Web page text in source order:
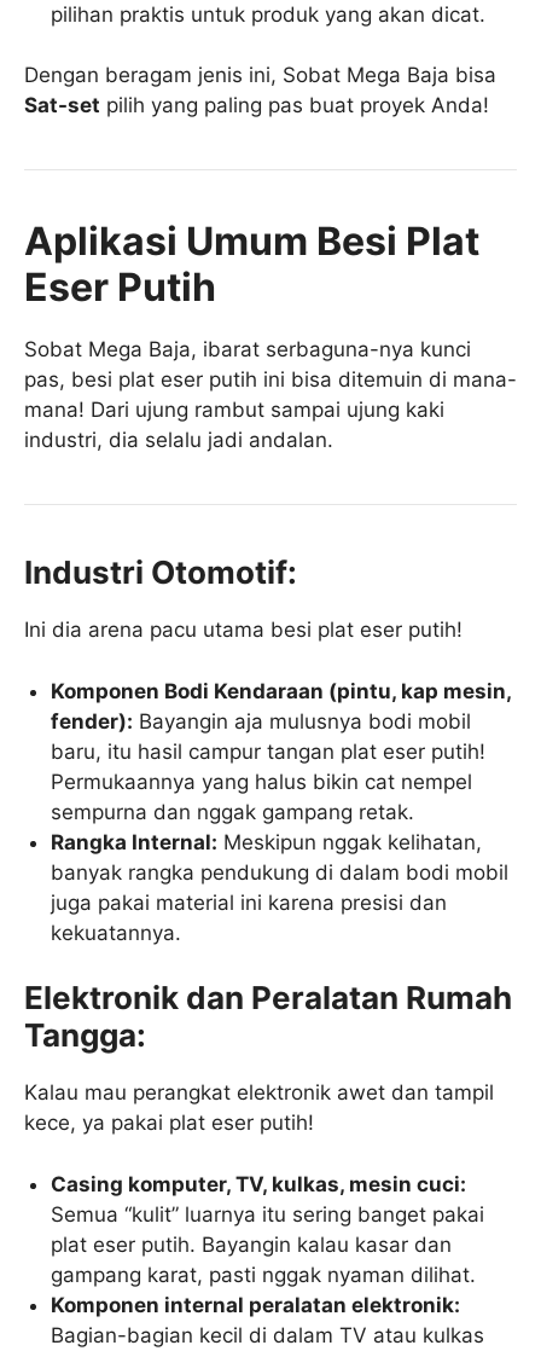
pilihan praktis untuk produk yang akan dicat.
Dengan beragam jenis ini, Sobat Mega Baja bisa
Sat-set pilih yang paling pas buat proyek Anda!
Aplikasi Umum Besi Plat
Eser Putih
Sobat Mega Baja, ibarat serbaguna-nya kunci
pas, besi plat eser putih ini bisa ditemuin di mana-
mana! Dari ujung rambut sampai ujung kaki
industri, dia selalu jadi andalan.
Industri Otomotif:
Ini dia arena pacu utama besi plat eser putih!
Komponen Bodi Kendaraan (pintu, kap mesin,
fender): Bayangin aja mulusnya bodi mobil
baru, itu hasil campur tangan plat eser putih!
Permukaannya yang halus bikin cat nempel
sempurna dan nggak gampang retak.
Rangka Internal: Meskipun nggak kelihatan,
banyak rangka pendukung di dalam bodi mobil
juga pakai material ini karena presisi dan
kekuatannya.
Elektronik dan Peralatan Rumah
Tangga:
Kalau mau perangkat elektronik awet dan tampil
kece, ya pakai plat eser putih!
Casing komputer, TV, kulkas, mesin cuci:
Semua “kulit” luarnya itu sering banget pakai
plat eser putih. Bayangin kalau kasar dan
gampang karat, pasti nggak nyaman dilihat.
Komponen internal peralatan elektronik:
Bagian-bagian kecil di dalam TV atau kulkas